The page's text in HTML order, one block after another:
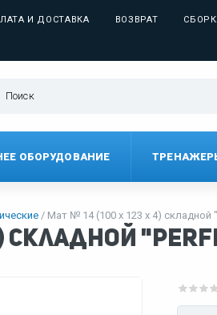
И ДОСТАВКА ВОЗВРАТ
ОБОРУДОВАНИЕ
Мат № 14 (100 х 123 х 4) складной
складной